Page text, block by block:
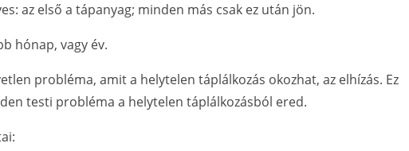
az első a tápanyag; minden más csak ez után jön.
hónap, vagy év.
probléma, amit a helytelen táplálkozás okozhat, az elhízás. Ez
testi probléma a helytelen táplálkozásból ered.